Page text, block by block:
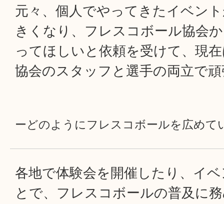
元々、個人でやってきたイベン
きくなり、フレスコボール協会
ってほしいと依頼を受けて、現
協会のスタッフと選手の両立で
ーどのようにフレスコボールを広めて
各地で体験会を開催したり、イ
とで、フレスコボールの普及に